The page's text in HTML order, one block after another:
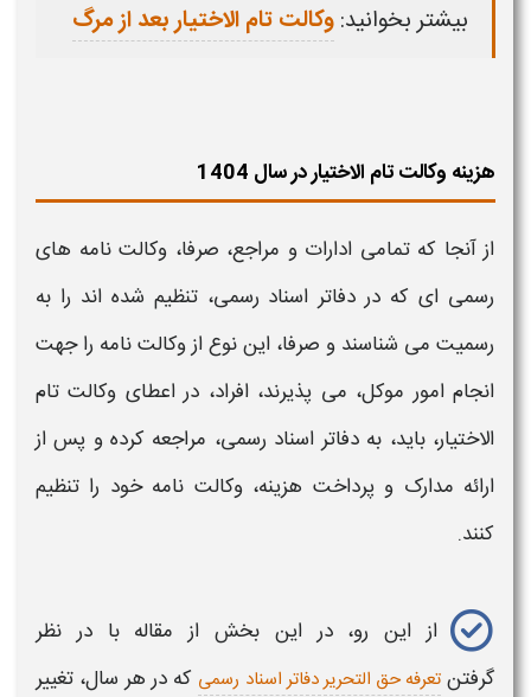
بیشتر بخوانید:وکالت تام الاختیار بعد از مرگ
هزینه وکالت تام الاختیار در سال 1404
از آنجا که تمامی ادارات و مراجع، صرفا، وکالتنامه های
رسمی ای که در دفاتر اسناد رسمی، تنظیم شده اند را به
رسمیت می شناسند و صرفا، این نوع ازوکالتنامه را جهت
انجام امور موکل، می پذیرند، افراد، دراعطای وکالت تام
الاختیار،باید، به دفاتر اسناد رسمی، مراجعه کرده و پس از
ارائه مدارک و پرداخت هزینه،وکالت نامه خود را تنظیم
کنند.
از این رو، در این بخش از مقاله با در نظر
گرفتنتعرفه حق التحریر دفاتر اسناد رسمی که در هر سال، تغییر